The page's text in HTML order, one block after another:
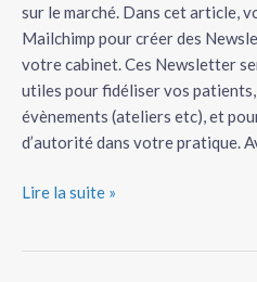
sur le marché. Dans cet article,
Mailchimp pour créer des
votre cabinet. Ces Newsletter
utiles pour fidéliser vos
évènements (ateliers etc), et
d’autorité dans votre pratique.
avec
Mailchimp
(tuto
pas
à
pas)
Lire la suite »